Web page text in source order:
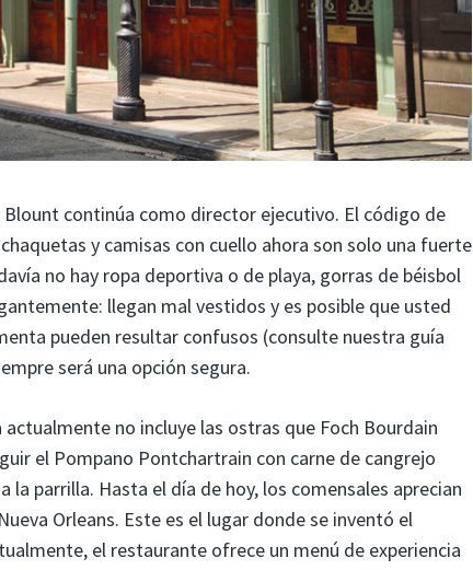
continúa como director ejecutivo. El código de
y camisas con cuello ahora son solo una fuerte
no hay ropa deportiva o de playa, gorras de béisbol
llegan mal vestidos y es posible que usted
pueden resultar confusos (consulte nuestra guía
será una opción segura.
no incluye las ostras que Foch Bourdain
el Pompano Pontchartrain con carne de cangrejo
parrilla. Hasta el día de hoy, los comensales aprecian
Orleans. Este es el lugar donde se inventó el
el restaurante ofrece un menú de experiencia